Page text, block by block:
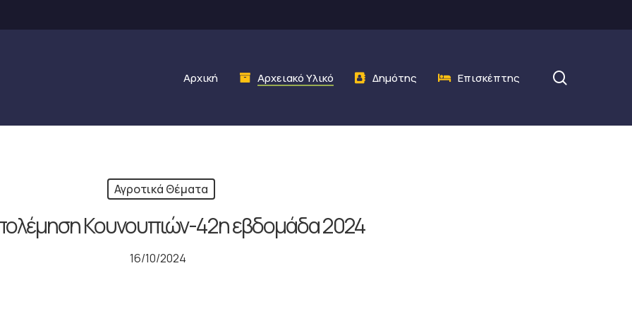
Αρχική Αρχειακό Υλικό Δημότης Επισκέπτης
Αγροτικά Θέματα
Κουνουπιών-42η εβδομάδα 2024
16/10/2024